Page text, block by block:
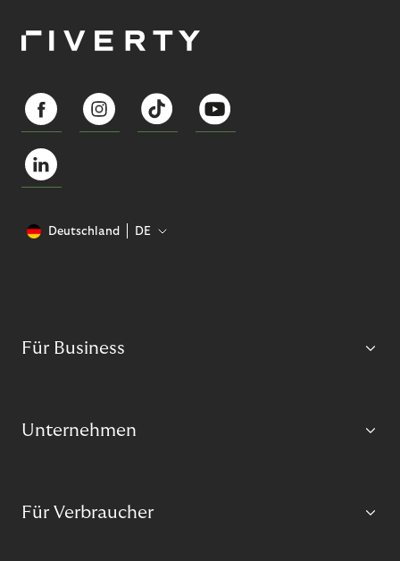
Deutschland DE
Für Business
Unternehmen
Für Verbraucher